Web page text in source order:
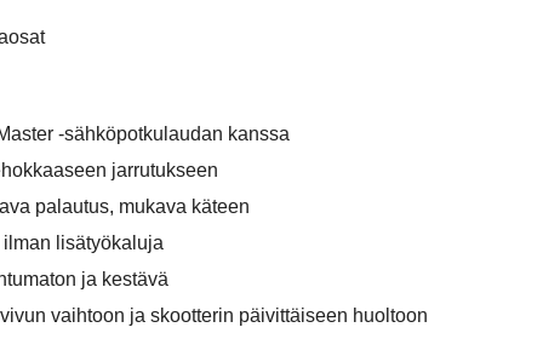
-sähköpotkulaudan kanssa
jarrutukseen
palautus, mukava käteen
lisätyökaluja
ja kestävä
vaihtoon ja skootterin päivittäiseen huoltoon